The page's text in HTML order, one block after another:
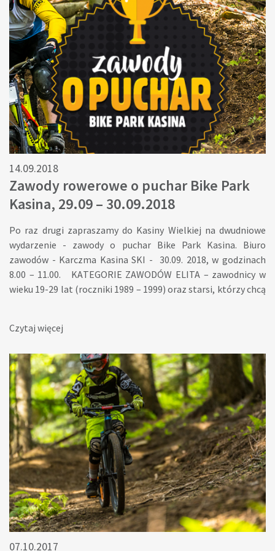
minutowych. Podczas wydarzenia: rajd motorowerówpiknik
regionalnykonferencja "Turystyczna marka regionu obszaru
Lokalnej Grupy działania"konkursy z nagrodamizawody
rowerowe dla dziecianimacje dla dzieci Zapraszamy do
zgłaszania się na rajd od 10 sierpnia do 23 sierpnia. Prosimy o
podanie: imię, nazwisko,motorower, na którym startuje,dane
teleadresowe. Zapisy na Rajd: E-mail:
kontakt@naszebeskidy.pl REGULAMIN RAJDU - tutaj
Zapraszamy!
14.09.2018
Zawody rowerowe o puchar Bike Park
Kasina, 29.09 – 30.09.2018
Po raz drugi zapraszamy do Kasiny Wielkiej na dwudniowe
wydarzenie - zawody o puchar Bike Park Kasina. Biuro
zawodów - Karczma Kasina SKI - 30.09. 2018, w godzinach
8.00 – 11.00. KATEGORIE ZAWODÓW ELITA – zawodnicy w
wieku 19-29 lat (roczniki 1989 – 1999) oraz starsi, którzy chcą
wieku 15 lat i więcej (rocznik 2003 i wcześniejsze) MASTERS –
wcześniejsze) HARDTAIL KOBIETY – zawodniczki (rocznik
2003 i starsze) startujące na sztywnych rowerach –
pozbawionych tylnego zawieszenia HARDTAIL – zawodnicy
(rocznik 2003 i starsi) startujący na sztywnych rowerach –
pozbawionych tylnego zawieszenia KATEGORIA DZIECI
CHŁOPCY: NAJMŁODSI: roczniki 2010 – 2012 ŚREDNI: roczniki
2007 – 2009 NAJSTARSI: roczniki 2006 – 2004 DZIEWCZYNKI:
NAJMŁODSZE: roczniki 2010 – 2012 ŚREDNIE: roczniki 2007 –
2009 NAJSTARSZE: roczniki 2006 – 2004 ZAPISY: Rejestracja –
poprzez formularz zgłoszeniowy na stronie pomiaryczasu.pl:
Dorośli – link Dzieci – link Hardtrail – link lub w biurze
zawodów (w dzień zawodów w godzinach 8.00 – 11.00).
Rejestracja on-line kończy się w sobotę 29.09.2018 o godzinie
Czytaj więcej
07.10.2017